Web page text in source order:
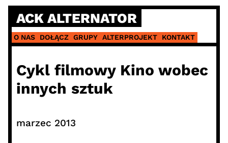
Skip
content
ACK ALTERNATOR
O NAS DOŁĄCZ GRUPY ALTERPROJEKT KONTAKT
Cykl filmowy Kino wobec
innych sztuk
marzec 2013